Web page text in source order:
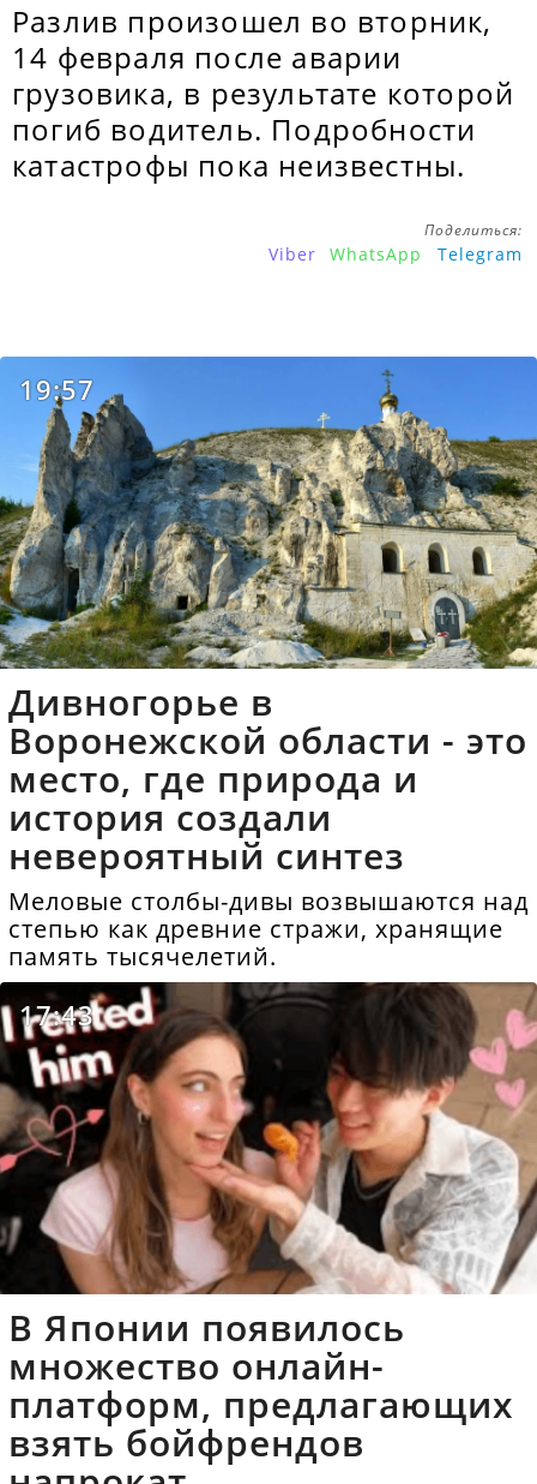
Разлив произошел во вторник,
14 февраля после аварии
грузовика, в результате которой
погиб водитель. Подробности
катастрофы пока неизвестны.
Поделиться:
Viber WhatsApp Telegram
19:57
Дивногорье в
Воронежской области - это
место, где природа и
история создали
невероятный синтез
Меловые столбы-дивы возвышаются над
степью как древние стражи, хранящие
память тысячелетий.
17:43
В Японии появилось
множество онлайн-
платформ, предлагающих
взять бойфрендов